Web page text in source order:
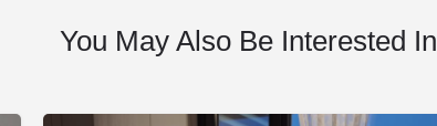
You May Also Be Interested In